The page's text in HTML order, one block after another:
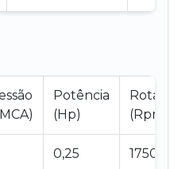
Potência
(Hp)
(Rpm)
0,25 1750